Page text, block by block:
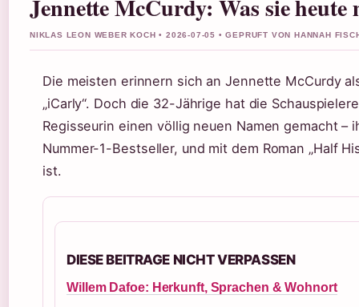
Jennette McCurdy: Was sie
NIKLAS LEON WEBER KOCH • 2026-07-05 • GEPRUFT VON HANNAH
Die meisten erinnern sich an Jennette McCurdy
„iCarly“. Doch die 32-Jährige hat die
Regisseurin einen völlig neuen Namen gemacht –
Nummer-1-Bestseller, und mit dem Roman „Half
ist.
DIESE BEITRAGE NICHT VERPASSEN
Willem Dafoe: Herkunft, Sprachen & Wohnort